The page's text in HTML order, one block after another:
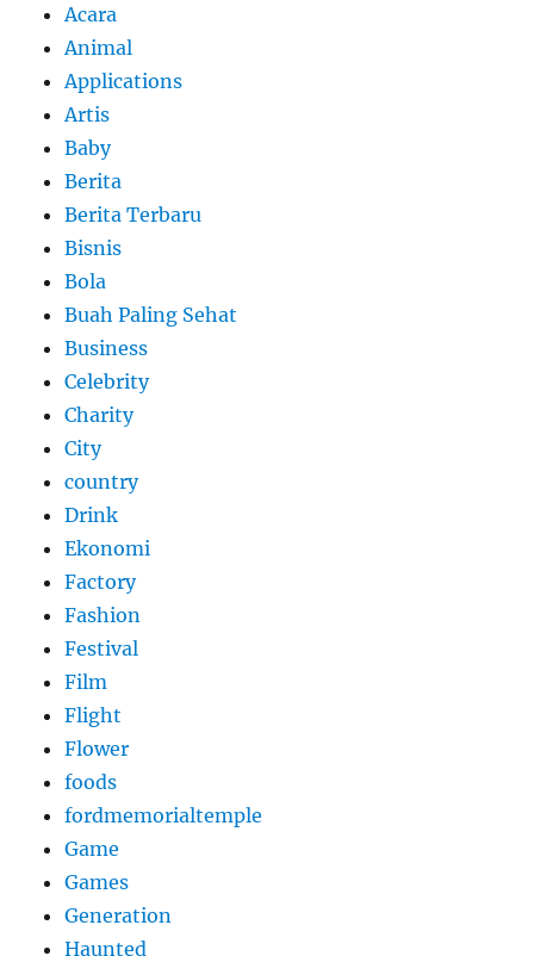
Acara
Animal
Applications
Artis
Baby
Berita
Berita Terbaru
Bisnis
Bola
Buah Paling Sehat
Business
Celebrity
Charity
City
country
Drink
Ekonomi
Factory
Fashion
Festival
Film
Flight
Flower
foods
fordmemorialtemple
Game
Games
Generation
Haunted